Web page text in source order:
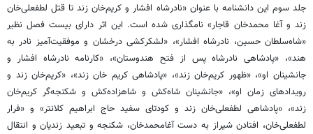
جلد سوم این دانشنامه با عنوان «نادرشاه افشار و کریم‌خان زند تا قتل لطفعلی‌خان
زند و آغا محمدخان قاجار» نامگذاری شده است. این اثر دارای بیست فصل نظیر
«شاه‌سلطان حسین، نادرشاه افشار»، «لشکرکشی درخشان و موفقیت‌آمیز نادر به
هند»، «پادشاهی نادرشاه پس از فتح هندوستان»، «کارنامه نادرشاه افشار و
جانشینان او»، «ظهور کریم‌خان زند»، «پادشاهی کریم خان زند»، «کریم‌خان زند و
رویدادهای زمان او»، «جانشینان شاه‌کش و شاهزاده‌کش و شکنجه‌گر کریم‌خان
زند»، «پادشاهی لطفعلی‌خان زند و کودتای سفید حاج ابراهیم کلانتر» و «فرار
لطفعلی‌خان، افتادن شیراز به دست آغامحمدخان، شکنجه و تبعید زندیان و انتقال